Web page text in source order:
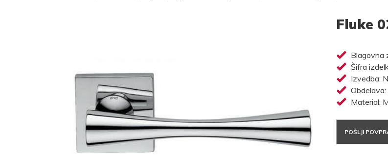
Fluke
Blagovna
Šifra
Izvedba:
Obdelava:
Material:
POŠLJI